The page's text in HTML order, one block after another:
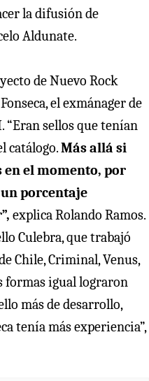
la difusión de
Aldunate.
de Nuevo Rock
el exmánager de
“Eran sellos que tenían
catálogo.Más allá si
en el momento, por
porcentaje
explica Rolando Ramos.
Culebra, que trabajó
Chile, Criminal, Venus,
formas igual lograron
más de desarrollo,
tenía más experiencia”,